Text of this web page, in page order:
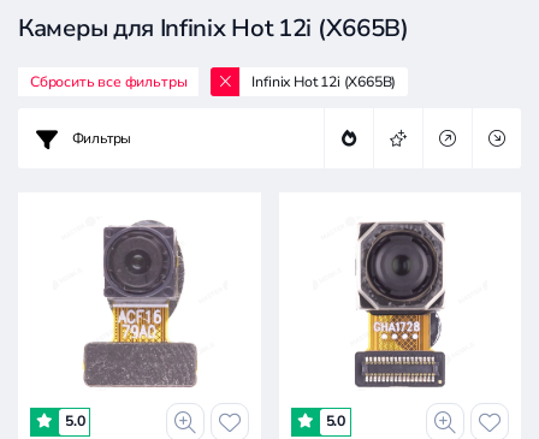
Камеры для Infinix Hot 12i (X665B)
товаров
телефонов
-
Сбросить все фильтры Infinix Hot 12i (X665B)
Фильтры
5.0 5.0